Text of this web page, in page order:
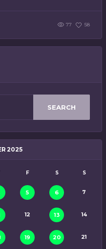
77 58
SEARCH
2025
F S S
5 6 7
12 13 14
19 20 21